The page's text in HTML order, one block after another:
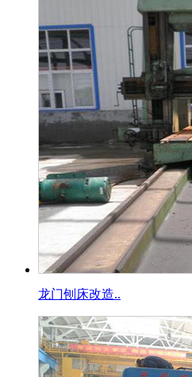
龙门刨床改造..